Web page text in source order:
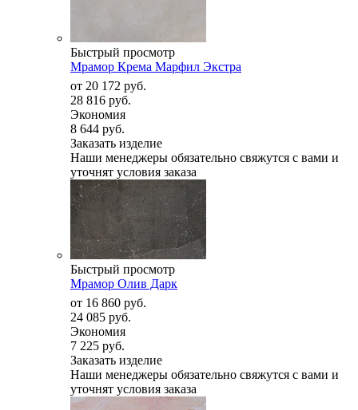
Быстрый просмотр
Мрамор Крема Марфил Экстра
от 20 172 руб.
28 816 руб.
Экономия
8 644 руб.
Заказать изделие
Наши менеджеры обязательно свяжутся с вами и
уточнят условия заказа
Быстрый просмотр
Мрамор Олив Дарк
от 16 860 руб.
24 085 руб.
Экономия
7 225 руб.
Заказать изделие
Наши менеджеры обязательно свяжутся с вами и
уточнят условия заказа